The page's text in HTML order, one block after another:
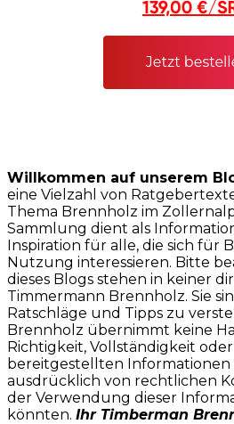
Willkommen auf unserem
eine Vielzahl von
Thema Brennholz im
Sammlung dient als
Inspiration für alle, die sich für
Nutzung interessieren. Bitte
dieses Blogs stehen in keiner
Timmermann Brennholz. Sie
Ratschläge und Tipps zu
Brennholz übernimmt keine
Richtigkeit, Vollständigkeit
bereitgestellten Informationen
ausdrücklich von rechtlichen
der Verwendung dieser
könnten. Ihr Timberman